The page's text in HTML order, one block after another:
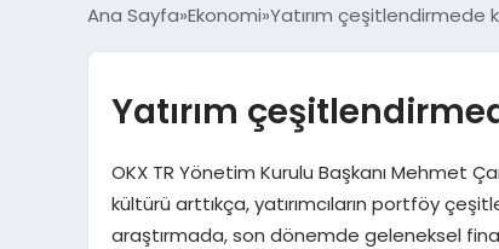
Ana Sayfa Ekonomi Yatırım çeşitlendirmede
Yatırım
OKX TR Yönetim Kurulu Başkanı Mehmet
kültürü arttıkça, yatırımcıların portföy
araştırmada, son dönemde geleneksel